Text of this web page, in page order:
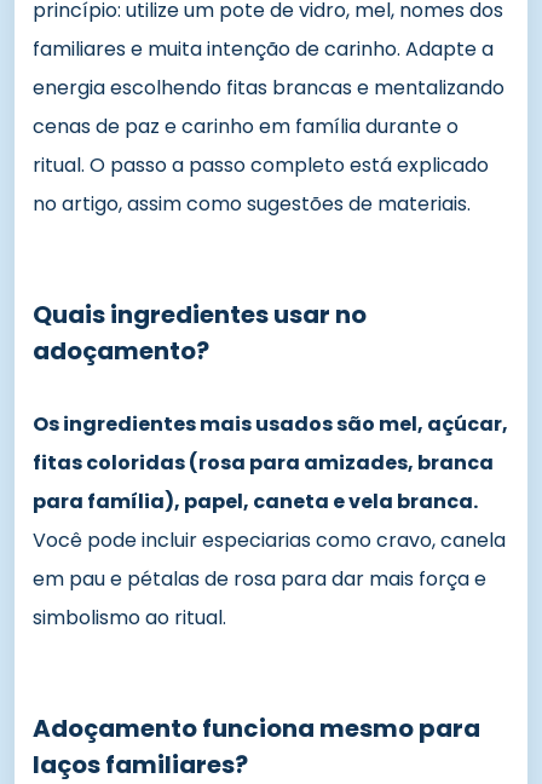
princípio: utilize um pote de vidro, mel, nomes dos
familiares e muita intenção de carinho. Adapte a
energia escolhendo fitas brancas e mentalizando
cenas de paz e carinho em família durante o
ritual. O passo a passo completo está explicado
no artigo, assim como sugestões de materiais.
Quais ingredientes usar no
adoçamento?
Os ingredientes mais usados são mel, açúcar,
fitas coloridas (rosa para amizades, branca
para família), papel, caneta e vela branca.
Você pode incluir especiarias como cravo, canela
em pau e pétalas de rosa para dar mais força e
simbolismo ao ritual.
Adoçamento funciona mesmo para
laços familiares?